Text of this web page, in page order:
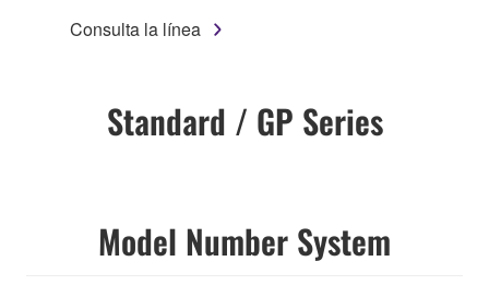
Consulta la línea
Standard / GP Series
Model Number System